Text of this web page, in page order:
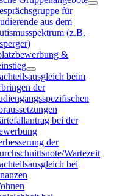
für
aus dem
(z.B.
&
beim
der
bei der
der
Wartezeit
bei